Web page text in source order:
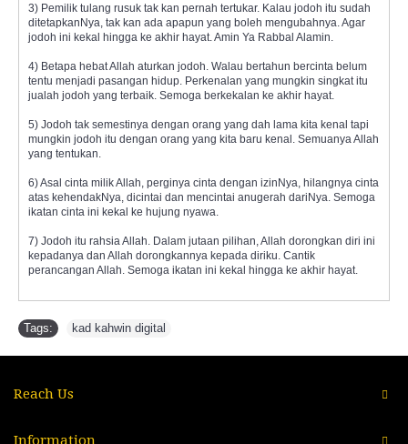
3) Pemilik tulang rusuk tak kan pernah tertukar. Kalau jodoh itu sudah
ditetapkanNya, tak kan ada apapun yang boleh mengubahnya. Agar
jodoh ini kekal hingga ke akhir hayat. Amin Ya Rabbal Alamin.
4) Betapa hebat Allah aturkan jodoh. Walau bertahun bercinta belum
tentu menjadi pasangan hidup. Perkenalan yang mungkin singkat itu
jualah jodoh yang terbaik. Semoga berkekalan ke akhir hayat.
5) Jodoh tak semestinya dengan orang yang dah lama kita kenal tapi
mungkin jodoh itu dengan orang yang kita baru kenal. Semuanya Allah
yang tentukan.
6) Asal cinta milik Allah, perginya cinta dengan izinNya, hilangnya cinta
atas kehendakNya, dicintai dan mencintai anugerah dariNya. Semoga
ikatan cinta ini kekal ke hujung nyawa.
7) Jodoh itu rahsia Allah. Dalam jutaan pilihan, Allah dorongkan diri ini
kepadanya dan Allah dorongkannya kepada diriku. Cantik
perancangan Allah. Semoga ikatan ini kekal hingga ke akhir hayat.
Tags: kad kahwin digital
Reach Us
Information